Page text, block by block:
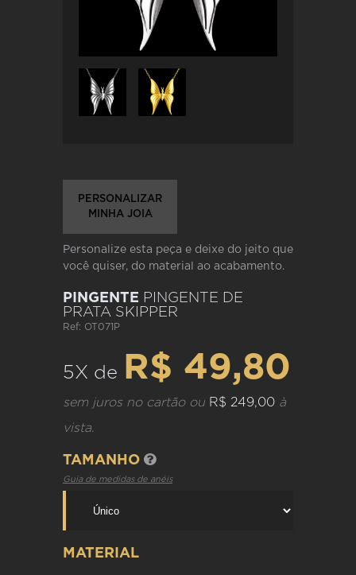
PERSONALIZAR
MINHA JOIA
Personalize esta peça e deixe do jeito que
você quiser, do material ao acabamento.
PINGENTE PINGENTE DE
PRATA SKIPPER
Ref: OT071P
5X de R$ 49,80
sem juros no cartão ou R$ 249,00 à
vista.
TAMANHO
Guia de medidas de anéis
MATERIAL